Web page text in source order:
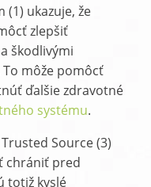
(1) ukazuje, že
zlepšiť
škodlivými
môže pomôcť
ďalšie zdravotné
systému.
Source (3)
chrániť pred
totiž kyslé